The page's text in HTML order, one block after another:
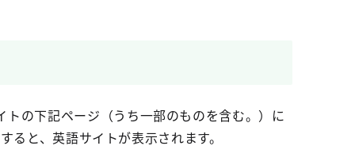
の下記ページ（うち一部のものを含む。）に
と、英語サイトが表示されます。